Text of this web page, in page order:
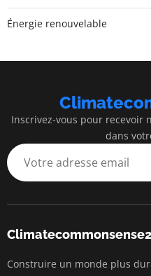
Énergie renouvelable
Inscrivez-vous pour recevoir
dans
Climatecommonsense2
Construire un monde plus